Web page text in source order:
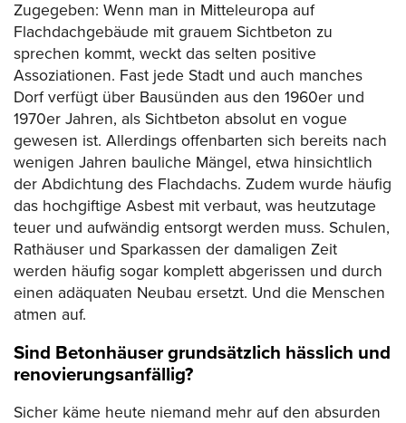
Zugegeben: Wenn man in Mitteleuropa auf
Flachdachgebäude mit grauem Sichtbeton zu
sprechen kommt, weckt das selten positive
Assoziationen. Fast jede Stadt und auch manches
Dorf verfügt über Bausünden aus den 1960er und
1970er Jahren, als Sichtbeton absolut en vogue
gewesen ist. Allerdings offenbarten sich bereits nach
wenigen Jahren bauliche Mängel, etwa hinsichtlich
der Abdichtung des Flachdachs. Zudem wurde häufig
das hochgiftige Asbest mit verbaut, was heutzutage
teuer und aufwändig entsorgt werden muss. Schulen,
Rathäuser und Sparkassen der damaligen Zeit
werden häufig sogar komplett abgerissen und durch
einen adäquaten Neubau ersetzt. Und die Menschen
atmen auf.
Sind Betonhäuser grundsätzlich hässlich und
renovierungsanfällig?
Sicher käme heute niemand mehr auf den absurden